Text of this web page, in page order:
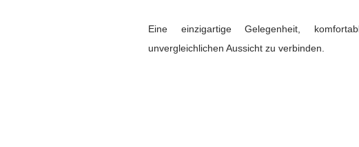
Eine einzigartige Gelegenheit,
unvergleichlichen Aussicht zu verbinden.